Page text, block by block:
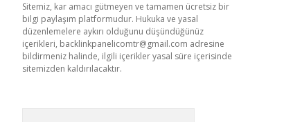
Sitemiz, kar amacı gütmeyen ve tamamen ücretsiz bir
bilgi paylaşım platformudur. Hukuka ve yasal
düzenlemelere aykırı olduğunu düşündüğünüz
içerikleri, backlinkpanelicomtr@gmail.com adresine
bildirmeniz halinde, ilgili içerikler yasal süre içerisinde
sitemizden kaldırılacaktır.